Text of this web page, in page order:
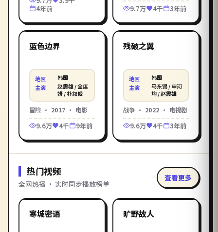
4年前
9.7万 4千 3年前
精选
蓝色边界
地区
韩国
主演
赵震雄 / 全度
妍 / 朴叙俊
冒险 · 2017 · 电影
9.6万 4千 9年前
精选
残破之翼
地区
韩国
主演
马东锡 / 申河
均 / 赵震雄
战争 · 2022 · 电视剧
9.6万 4千 3年前
热门视频
全网热播 · 实时同步播放榜单
查看更多
热门
1:58:45
寒城密语 热门
2:29:12
旷野故人